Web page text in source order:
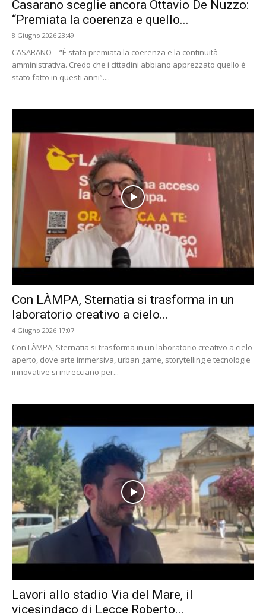
Casarano sceglie ancora Ottavio De Nuzzo:
“Premiata la coerenza e quello...
8 Giugno 2026 23:49
CASARANO – “È stata premiata la coerenza e la continuità
amministrativa. Credo che i cittadini abbiano apprezzato quello è
stato fatto in questi anni”....
Con LÀMPA, Sternatia si trasforma in un
laboratorio creativo a cielo...
4 Giugno 2026 17:07
Con LÀMPA, Sternatia si trasforma in un laboratorio creativo a cielo
aperto, dove arte immersiva, urban game, storytelling e tecnologie
innovative si intrecciano per...
Lavori allo stadio Via del Mare, il
vicesindaco di Lecce Roberto...